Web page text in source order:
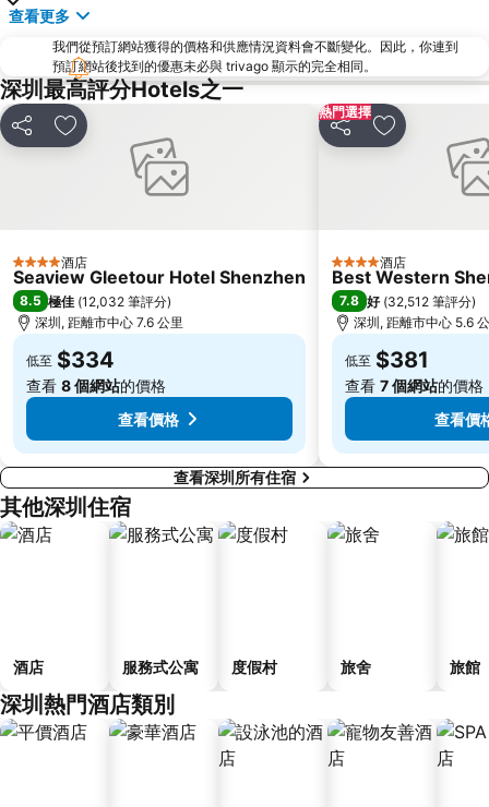
羅湖
North Point Metro Station
中環
Cheung Chau
羅湖口岸
Sheung Wan Metro Station
Tsing Yi Metro Station
寶安區
深圳寶安國際機場
深圳站
深圳野生動物園
大梅沙海濱公園
鹽田區
長洲
Lamma Island
Tin Hau Metro Station
九龍塘
查看更多
我們從預訂網站獲得的價格和供應情況資料會不斷變化。因此，你連到
預訂網站後找到的優惠未必與 trivago 顯示的完全相同。
深圳最高評分Hotels之一
分享 放到收藏夾
4 星級 酒店
Seaview Gleetour Hotel Shenzhen
8.5 極佳 (12,032 筆評分)
深圳, 距離市中心 7.6 公里
低至 $334
查看 8 個網站的價格
查看價格
熱門選擇
分享 放到收藏夾
4 星級 酒店
Best Western
7.8 好 (32,512 筆評分)
深圳, 距離市中心 5.6
低至 $381
查看 7 個網站的價格
查看價
查看深圳所有住宿
其他深圳住宿
酒店 服務式公寓 度假村 旅舍 旅館
深圳熱門酒店類別